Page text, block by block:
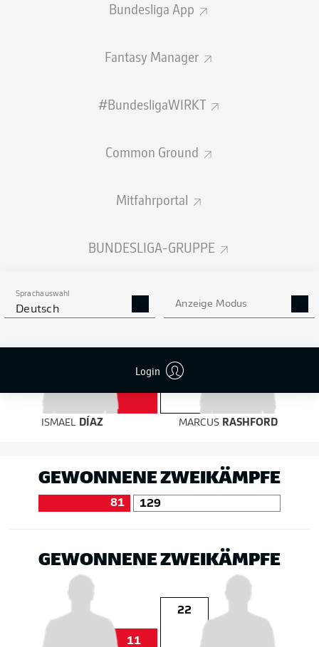
Bundesliga App
Fantasy Manager
#BundesligaWIRKT
Common Ground
Mitfahrportal
BUNDESLIGA-GRUPPE
Sprachauswahl
Deutsch Anzeige Modus
Login
263 538
neben das Tor neben das Tor
4
5
ISMAEL DÍAZ MARCUS RASHFORD
GEWONNENE ZWEIKÄMPFE
81 129
GEWONNENE ZWEIKÄMPFE
11
22